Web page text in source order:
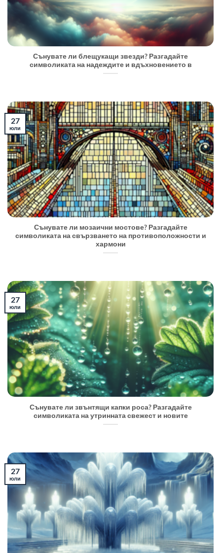
Сънувате ли блещукащи звезди? Разгадайте
символиката на надеждите и вдъхновението в
Сънувате ли мозаични мостове? Разгадайте
символиката на свързването на противоположности и
хармони
27
юли
Сънувате ли звънтящи капки роса? Разгадайте
символиката на утринната свежест и новите
27
юли
27
юли